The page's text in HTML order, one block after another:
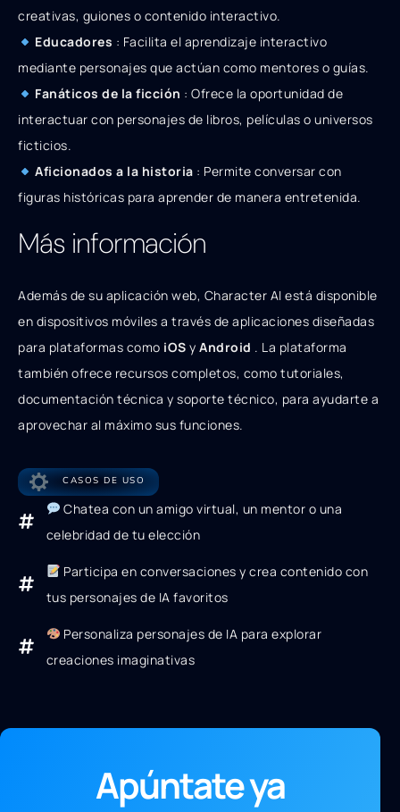
creativas, guiones o contenido interactivo.
Educadores : Facilita el aprendizaje interactivo
mediante personajes que actúan como mentores o guías.
Fanáticos de la ficción : Ofrece la oportunidad de
interactuar con personajes de libros, películas o universos
ficticios.
Aficionados a la historia : Permite conversar con
figuras históricas para aprender de manera entretenida.
Más información
Además de su aplicación web, Character AI está disponible
en dispositivos móviles a través de aplicaciones diseñadas
para plataformas como iOS y Android . La plataforma
también ofrece recursos completos, como tutoriales,
documentación técnica y soporte técnico, para ayudarte a
aprovechar al máximo sus funciones.
CASOS DE USO
Chatea con un amigo virtual, un mentor o una
celebridad de tu elección
Participa en conversaciones y crea contenido con
tus personajes de IA favoritos
Personaliza personajes de IA para explorar
creaciones imaginativas
Apúntate ya